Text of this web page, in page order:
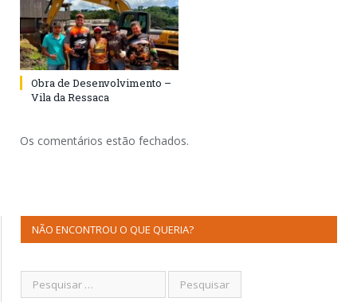
Obra de Desenvolvimento –
Vila da Ressaca
Os comentários estão fechados.
NÃO ENCONTROU O QUE QUERIA?